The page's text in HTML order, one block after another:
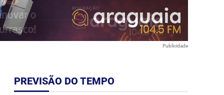
Publicidade
PREVISÃO DO TEMPO